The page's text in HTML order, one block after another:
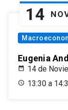
14
Eugenia
14 de
13:30 a